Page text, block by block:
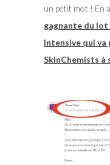
un petit mot ! En
gagnante du lot
Intensive qui
SkinChemists à